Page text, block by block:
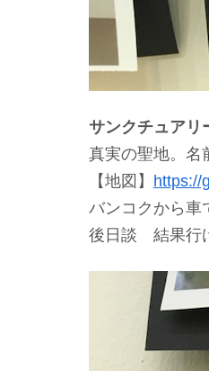
サンクチュアリ
真実の聖地。名
【地図】 https://
バンコクから車
後日談 結果行